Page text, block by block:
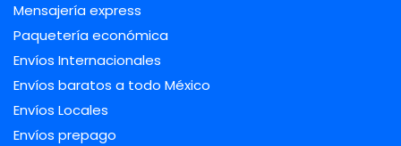
Mensajería express
Paquetería económica
Envíos Internacionales
Envíos baratos a todo México
Envíos Locales
Envíos prepago